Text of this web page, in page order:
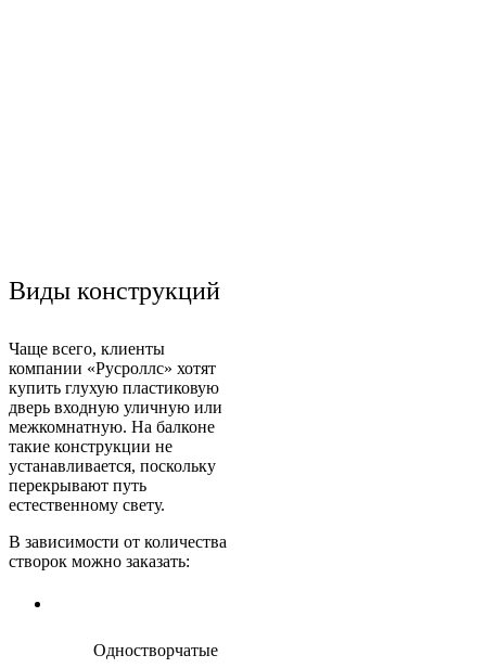
Виды конструкций
Чаще всего, клиенты
компании «Русроллс» хотят
купить глухую пластиковую
дверь входную уличную или
межкомнатную. На балконе
такие конструкции не
устанавливается, поскольку
перекрывают путь
естественному свету.
В зависимости от количества
створок можно заказать:
Одностворчатые